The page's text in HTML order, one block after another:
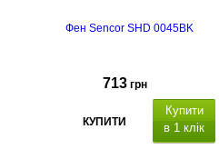
Фен Sencor SHD 0045BK
713 грн
КУПИТИ
Купити
в 1 клік